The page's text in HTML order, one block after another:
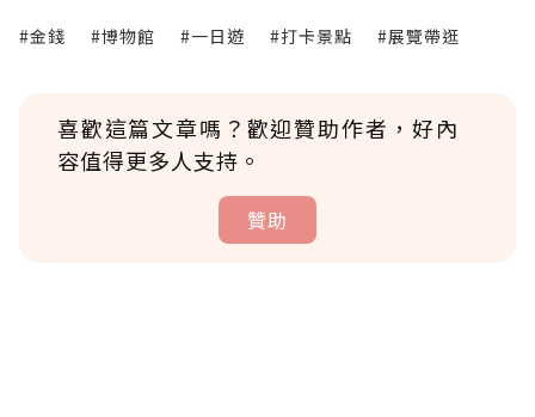
#金錢 #博物館 #一日遊 #打卡景點 #展覽帶逛
喜歡這篇文章嗎？歡迎贊助作者，好內
容值得更多人支持。
贊助